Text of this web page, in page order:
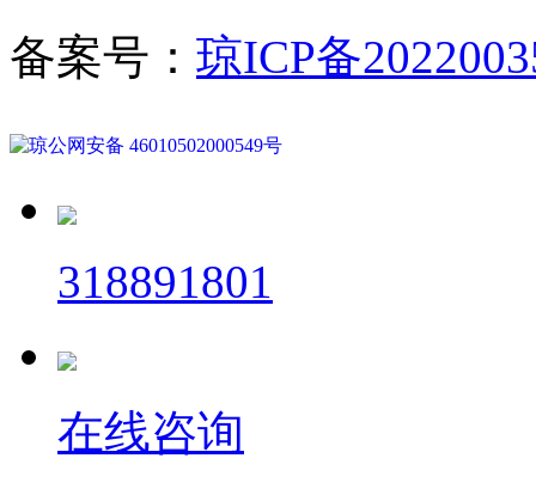
备案号： 琼ICP备
琼公网安备 46010502000549号
318891801
在线咨询